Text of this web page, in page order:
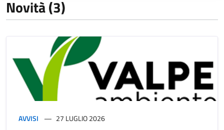
Novità (3)
AVVISI 27 LUGLIO 2026